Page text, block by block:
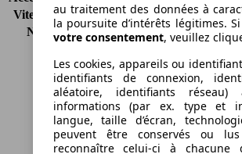
Vitesse maximale (km/h)
285 km/h
Nombre de vitesses
6
Cylindrée
4280 ccm
Carburant
Essence
Cylindres
8
Transmission
Boîte manuelle
Type de traction
Propulsion arrière
au traitement des données à
la poursuite d’intérêts légitimes.
votre consentement, veuillez
Les cookies, appareils ou
identifiants de connexion,
aléatoire, identifiants
informations (par ex. type et
langue, taille d’écran,
peuvent être conservés ou
reconnaître celui-ci à